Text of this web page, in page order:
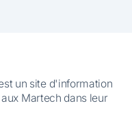
un site d'information
Martech dans leur